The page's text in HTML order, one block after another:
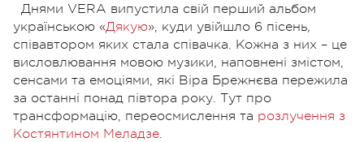
Днями VERA випустила свій перший альбом
українською «Дякую», куди увійшло 6 пісень,
співавтором яких стала співачка. Кожна з них – це
висловлювання мовою музики, наповнені змістом,
сенсами та емоціями, які Віра Брежнєва пережила
за останні понад півтора року. Тут про
трансформацію, переосмислення та розлучення з
Костянтином Меладзе.